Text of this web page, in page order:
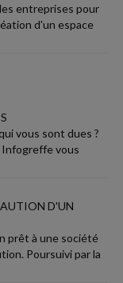
entreprises pour
d'un espace
vous sont dues ?
Infogreffe vous
D'UN
prêt à une société
Poursuivi par la